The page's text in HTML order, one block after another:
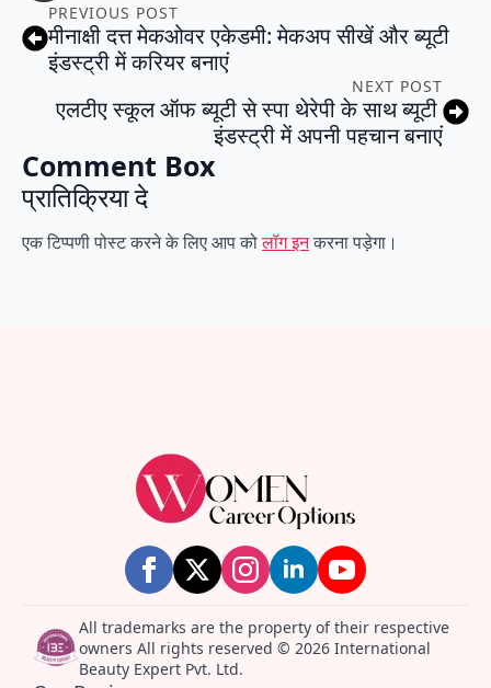
PREVIOUS POST
मीनाक्षी दत्त मेकओवर एकेडमी: मेकअप सीखें और ब्यूटी
इंडस्ट्री में करियर बनाएं
NEXT POST
एलटीए स्कूल ऑफ ब्यूटी से स्पा थेरेपी के साथ ब्यूटी
इंडस्ट्री में अपनी पहचान बनाएं
Comment Box
प्रातिक्रिया दे
एक टिप्पणी पोस्ट करने के लिए आप कोलॉग इनकरना पड़ेगा।
All trademarks are the property of their respective
owners All rights reserved © 2026 International
Beauty Expert Pvt. Ltd.